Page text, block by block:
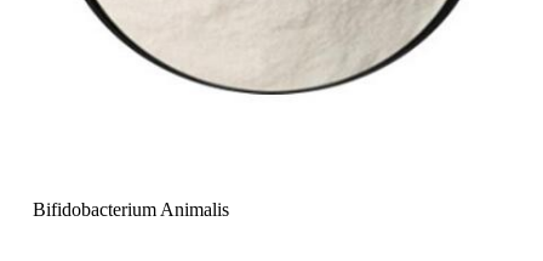
Bifidobacterium Animalis